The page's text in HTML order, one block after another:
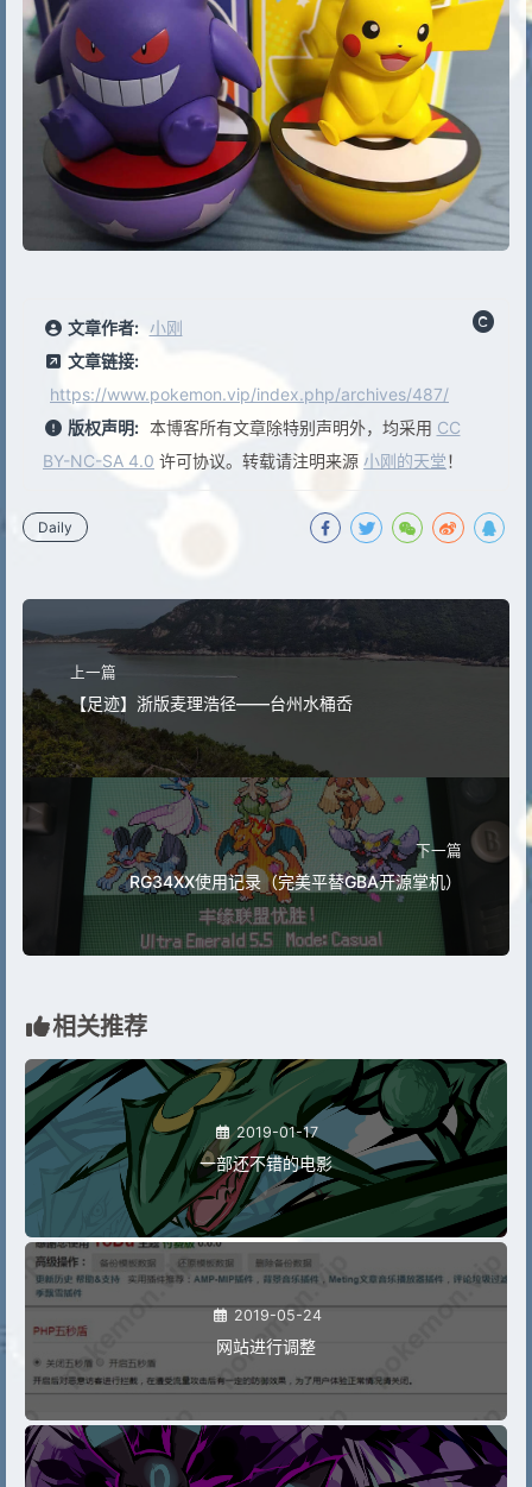
文章作者: 小刚
文章链接:
https://www.pokemon.vip/index.php/archives/487/
版权声明: 本博客所有文章除特别声明外，均采用 CC
BY-NC-SA 4.0 许可协议。转载请注明来源 小刚的天堂！
Daily
上一篇
【足迹】浙版麦理浩径——台州水桶岙
下一篇
RG34XX使用记录（完美平替GBA开源掌机）
相关推荐
2019-01-17
一部还不错的电影
2019-05-24
网站进行调整